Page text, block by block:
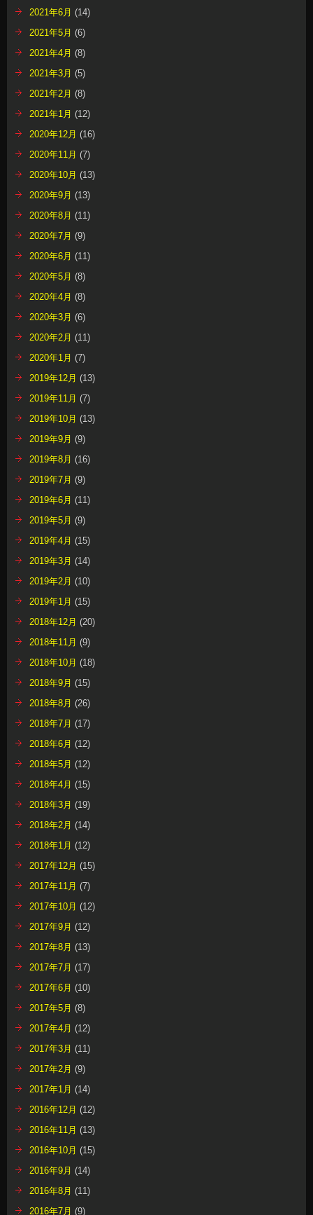
2021年6月 (14)
2021年5月 (6)
2021年4月 (8)
2021年3月 (5)
2021年2月 (8)
2021年1月 (12)
2020年12月 (16)
2020年11月 (7)
2020年10月 (13)
2020年9月 (13)
2020年8月 (11)
2020年7月 (9)
2020年6月 (11)
2020年5月 (8)
2020年4月 (8)
2020年3月 (6)
2020年2月 (11)
2020年1月 (7)
2019年12月 (13)
2019年11月 (7)
2019年10月 (13)
2019年9月 (9)
2019年8月 (16)
2019年7月 (9)
2019年6月 (11)
2019年5月 (9)
2019年4月 (15)
2019年3月 (14)
2019年2月 (10)
2019年1月 (15)
2018年12月 (20)
2018年11月 (9)
2018年10月 (18)
2018年9月 (15)
2018年8月 (26)
2018年7月 (17)
2018年6月 (12)
2018年5月 (12)
2018年4月 (15)
2018年3月 (19)
2018年2月 (14)
2018年1月 (12)
2017年12月 (15)
2017年11月 (7)
2017年10月 (12)
2017年9月 (12)
2017年8月 (13)
2017年7月 (17)
2017年6月 (10)
2017年5月 (8)
2017年4月 (12)
2017年3月 (11)
2017年2月 (9)
2017年1月 (14)
2016年12月 (12)
2016年11月 (13)
2016年10月 (15)
2016年9月 (14)
2016年8月 (11)
2016年7月 (9)